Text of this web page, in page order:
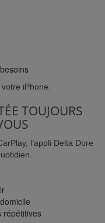
iPhone.
TOUJOURS
l’appli Delta Dore
répétitives